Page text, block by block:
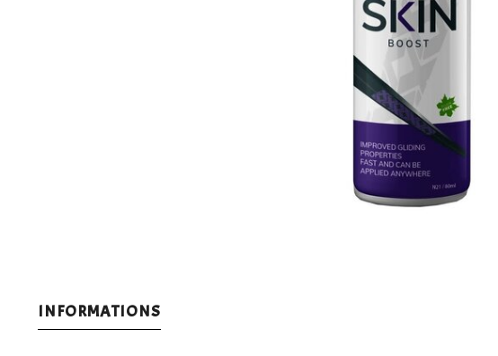
INFORMATIONS